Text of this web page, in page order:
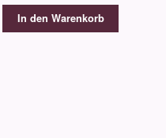
In den Warenkorb